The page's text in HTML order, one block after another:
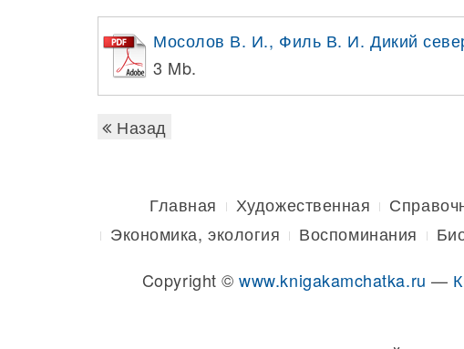
Мосолов В. И., Филь В. И. Дикий
3 Mb.
Назад
Главная Художественная
Экономика, экология
Воспоминания
Copyright ©www.knigakamchatka.ru —